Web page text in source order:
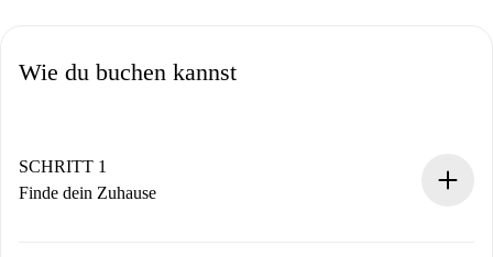
Wie du buchen kannst
SCHRITT 1
Finde dein Zuhause